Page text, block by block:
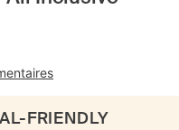
FRIENDLY